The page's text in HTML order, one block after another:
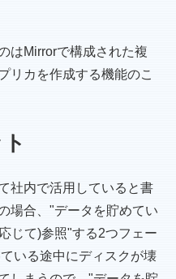
はMirrorで構成された複
リカを作成する機能のこ
社内で活用していると書
場合、"データを貯めてい
じて)参照"する2つフェー
いる途中にディスクが壊